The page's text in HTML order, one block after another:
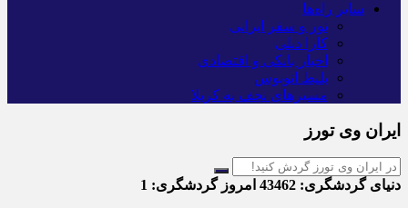
سایر راه‌ها
تور و سفر ایرانی
کارا دیلی
اخبار بانکی و اقتصادی
بلیط اتوبوس
مسیرهای نجف به کربلا
ایران وی تورز
دنیای گردشگری: امروز گردشگری: